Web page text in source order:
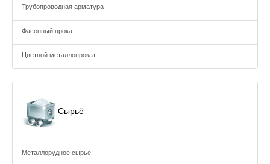
Трубопроводная арматура
Фасонный прокат
Цветной металлопрокат
Сырьё
Металлорудное сырье